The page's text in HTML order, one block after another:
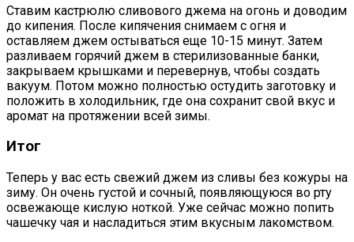
Ставим кастрюлю сливового джема на огонь и доводим
до кипения. После кипячения снимаем с огня и
оставляем джем остываться еще 10-15 минут. Затем
разливаем горячий джем в стерилизованные банки,
закрываем крышками и перевернув, чтобы создать
вакуум. Потом можно полностью остудить заготовку и
положить в холодильник, где она сохранит свой вкус и
аромат на протяжении всей зимы.
Итог
Теперь у вас есть свежий джем из сливы без кожуры на
зиму. Он очень густой и сочный, появляющуюся во рту
освежающе кислую ноткой. Уже сейчас можно попить
чашечку чая и насладиться этим вкусным лакомством.